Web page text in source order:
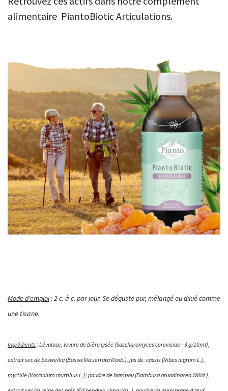
alimentaire PiantoBiotic Articulations.
Mode d'emploi: 2 c. à c. par jour. Se déguste pur, mélangé ou dilué comme
une tisane.
Ingrédients : Lévulose, levure de bière lysée (Saccharomyces cerevisiae - 3 g/10ml),
extrait sec de boswellia (Boswellia serrata Roxb.), jus de: cassis (Ribes nigrum L.),
myrtille (Vaccinium myrtillus L.); poudre de bambou (Bambusa arundinacea Willd.),